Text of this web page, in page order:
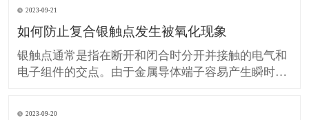
接部件的厚度密切相关。 如果铆钉与铆钉的材料相
同，则铆钉杆的
2023-09-21
如何防止复合银触点发生被氧化现象
银触点通常是指在断开和闭合时分开并接触的电气和
电子组件的交点。由于金属导体端子容易产生瞬时热
2023-09-20